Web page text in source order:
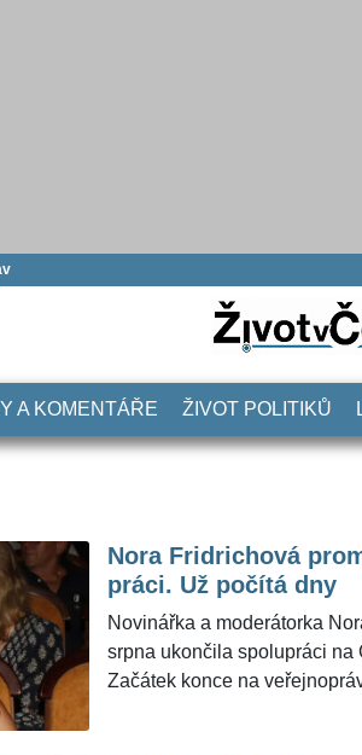
A KOMENTÁŘE ŽIVOT POLITIKŮ
Nora Fridrichová
práci. Už počítá dny
Novinářka a moderátorka
srpna ukončila spolupráci na
Začátek konce na